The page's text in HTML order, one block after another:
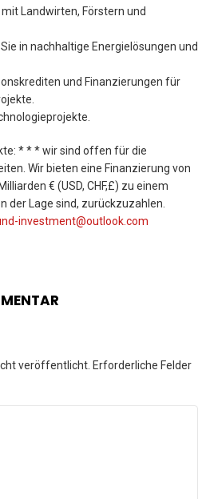
Landwirten, Förstern und
in nachhaltige Energielösungen und
und Finanzierungen für
* * * wir sind offen für die
Wir bieten eine Finanzierung von
€ (USD, CHF,£) zu einem
der Lage sind, zurückzuzahlen.
investment@outlook.com
veröffentlicht. Erforderliche Felder